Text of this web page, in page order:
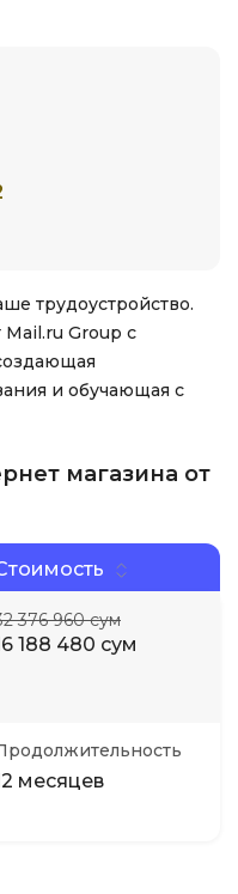
трудоустройство.
Group с
и обучающая с
магазина от
376 960 сум
188 480 сум
месяцев